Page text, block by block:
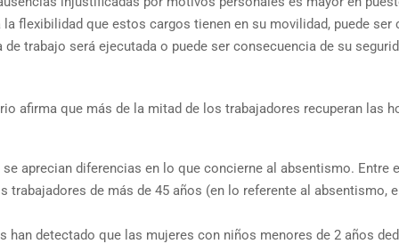
flexibilidad que estos cargos tienen en su movilidad, puede ser
trabajo será ejecutada o puede ser consecuencia de su
afirma que más de la mitad de los trabajadores recuperan las
aprecian diferencias en lo que concierne al absentismo. Entre
trabajadores de más de 45 años (en lo referente al absentismo,
han detectado que las mujeres con niños menores de 2 años